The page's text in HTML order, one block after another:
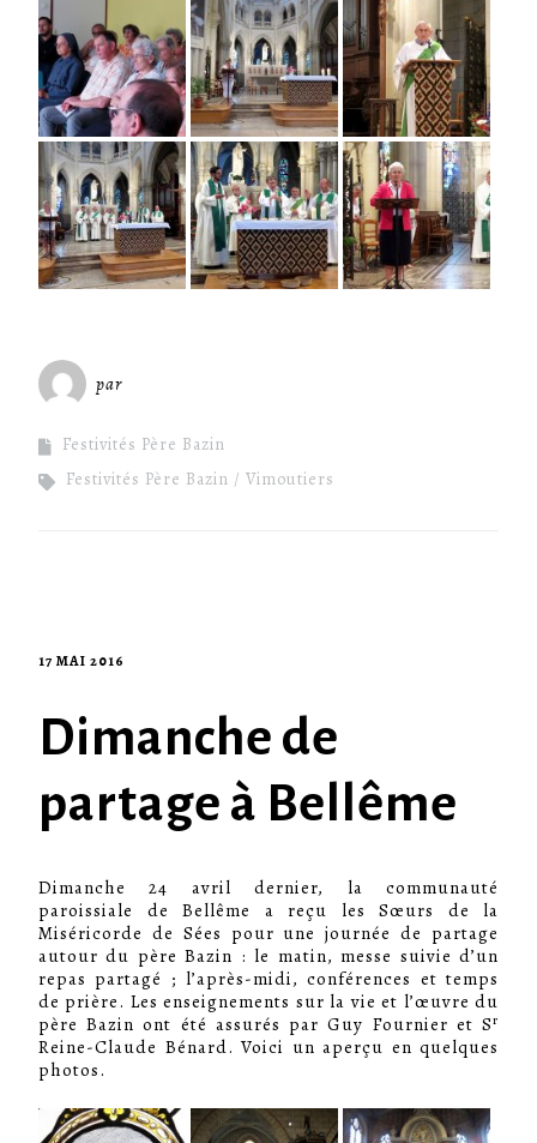
par
Festivités Père Bazin
Festivités Père Bazin
Vimoutiers
17 MAI 2016
Dimanche de
partage à Bellême
Dimanche 24 avril dernier, la communauté
paroissiale de Bellême a reçu les Sœurs de la
Miséricorde de Sées pour une journée de partage
autour du père Bazin : le matin, messe suivie d’un
repas partagé ; l’après-midi, conférences et temps
de prière. Les enseignements sur la vie et l’œuvre du
père Bazin ont été assurés par Guy Fournier et Sr
Reine-Claude Bénard. Voici un aperçu en quelques
photos.